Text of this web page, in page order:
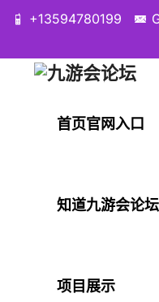
+13594780199
首页官网入口
知道九游会论坛
项目展示